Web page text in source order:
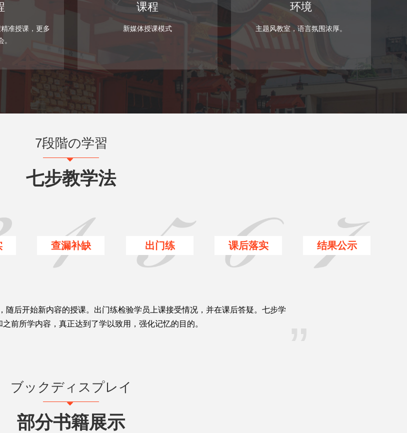
课程
新媒体授课模式
准授课，更多
。
环境
主题风教室，语言氛围浓厚。
7段階の学習
뀓
七步教学法
结果公示
查漏补缺 出门练 课后落实
随后开始新内容的授课。出门练检验学员上课接受情况，并在课后答疑。七步学
前所学内容，真正达到了学以致用，强化记忆的目的。
ブックディスプレイ
뀓
部分书籍展示